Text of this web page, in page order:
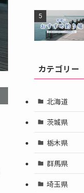
カテゴリー
北海道
茨城県
栃木県
群馬県
埼玉県